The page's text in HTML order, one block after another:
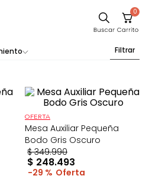
0
Filtrar
OFERTA
Mesa Auxiliar Pequeña
Bodo Gris Oscuro
$ 349.990
$ 248.493
29 %